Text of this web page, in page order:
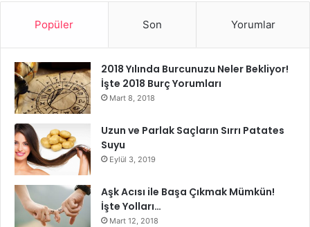
Yeşil Yapraklılar ( ıspanak, lahana, pazı ve lahana gibi)
Taze meyveler (yaban mersini, ananas, muz ve incir gibi)
Deniz sebzeleri
Sağlıklı yağlar (avokado, hindistancevizi yağı ve zeytinyağı
Fasulye (örneğin siyah fasulye, nohut ve bakla)
Popüler Son Yorumlar
2018 Yılında Burcunuzu Neler Bekliyor!
İşte 2018 Burç Yorumları
Mart 8, 2018
Uzun ve Parlak Saçların Sırrı Patates
Suyu
Eylül 3, 2019
Aşk Acısı ile Başa Çıkmak Mümkün!
İşte Yolları…
Mart 12, 2018